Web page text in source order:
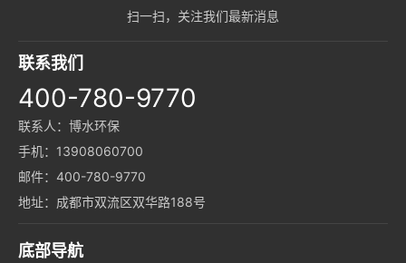
扫一扫，关注我们最新消息
联系我们
400-780-9770
联系人：博水环保
手机：13908060700
邮件：400-780-9770
地址：成都市双流区双华路188号
底部导航